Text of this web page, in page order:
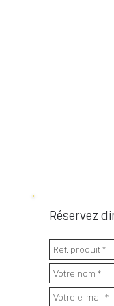
Réservez